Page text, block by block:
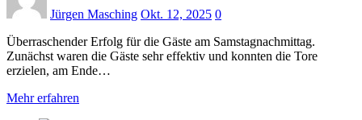
Jürgen Masching Okt. 12, 2025 0
Überraschender Erfolg für die Gäste am Samstagnachmittag.
Zunächst waren die Gäste sehr effektiv und konnten die Tore
erzielen, am Ende…
Mehr erfahren